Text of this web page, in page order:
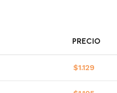
PRECIO
$1.129